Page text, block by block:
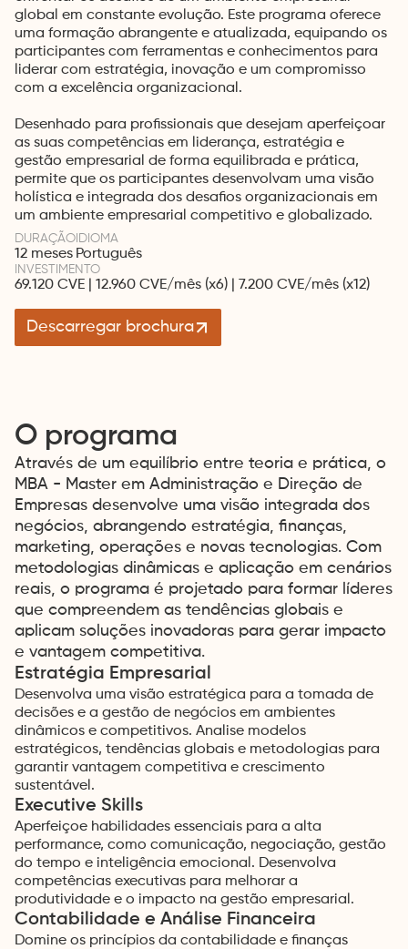
global em constante evolução. Este programa oferece
uma formação abrangente e atualizada, equipando os
participantes com ferramentas e conhecimentos para
liderar com estratégia, inovação e um compromisso
com a excelência organizacional.
Desenhado para profissionais que desejam aperfeiçoar
as suas competências em liderança, estratégia e
gestão empresarial de forma equilibrada e prática,
permite que os participantes desenvolvam uma visão
holística e integrada dos desafios organizacionais em
um ambiente empresarial competitivo e globalizado.
DURAÇÃO
12 meses
IDIOMA
Português
INVESTIMENTO
69.120 CVE | 12.960 CVE/mês (x6) | 7.200 CVE/mês (x12)
Descarregar brochura
O programa
Através de um equilíbrio entre teoria e prática, o
MBA - Master em Administração e Direção de
Empresas desenvolve uma visão integrada dos
negócios, abrangendo estratégia, finanças,
marketing, operações e novas tecnologias. Com
metodologias dinâmicas e aplicação em cenários
reais, o programa é projetado para formar líderes
que compreendem as tendências globais e
aplicam soluções inovadoras para gerar impacto
e vantagem competitiva.
Estratégia Empresarial
Desenvolva uma visão estratégica para a tomada de
decisões e a gestão de negócios em ambientes
dinâmicos e competitivos. Analise modelos
estratégicos, tendências globais e metodologias para
garantir vantagem competitiva e crescimento
sustentável.
Executive Skills
Aperfeiçoe habilidades essenciais para a alta
performance, como comunicação, negociação, gestão
do tempo e inteligência emocional. Desenvolva
competências executivas para melhorar a
produtividade e o impacto na gestão empresarial.
Contabilidade e Análise Financeira
Domine os princípios da contabilidade e finanças
Close